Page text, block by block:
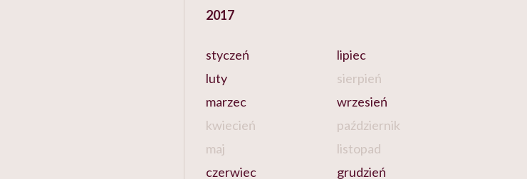
2017
styczeń
luty
marzec
kwiecień
maj
czerwiec
lipiec
sierpień
wrzesień
październik
listopad
grudzień